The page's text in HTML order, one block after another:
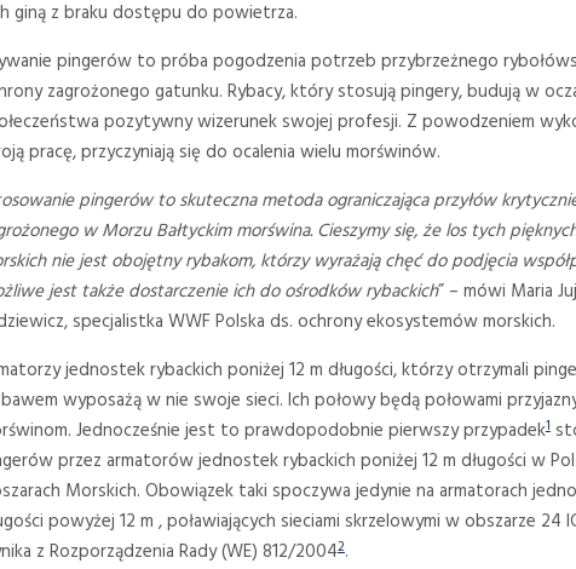
giną z braku dostępu do powietrza.
pingerów to próba pogodzenia potrzeb przybrzeżnego
zagrożonego gatunku. Rybacy, który stosują pingery, budują w
pozytywny wizerunek swojej profesji. Z powodzeniem
pracę, przyczyniają się do ocalenia wielu morświnów.
pingerów to skuteczna metoda ograniczająca przyłów
w Morzu Bałtyckim morświna. Cieszymy się, że los tych
nie jest obojętny rybakom, którzy wyrażają chęć do podjęcia
jest także dostarczenie ich do ośrodków rybackich” – mówi Maria
specjalistka WWF Polska ds. ochrony ekosystemów morskich.
jednostek rybackich poniżej 12 m długości, którzy otrzymali
wyposażą w nie swoje sieci. Ich połowy będą połowami
Jednocześnie jest to prawdopodobnie pierwszy przypadek1
przez armatorów jednostek rybackich poniżej 12 m długości w
Morskich. Obowiązek taki spoczywa jedynie na armatorach
powyżej 12 m , poławiających sieciami skrzelowymi w obszarze 24
z Rozporządzenia Rady (WE) 812/20042.